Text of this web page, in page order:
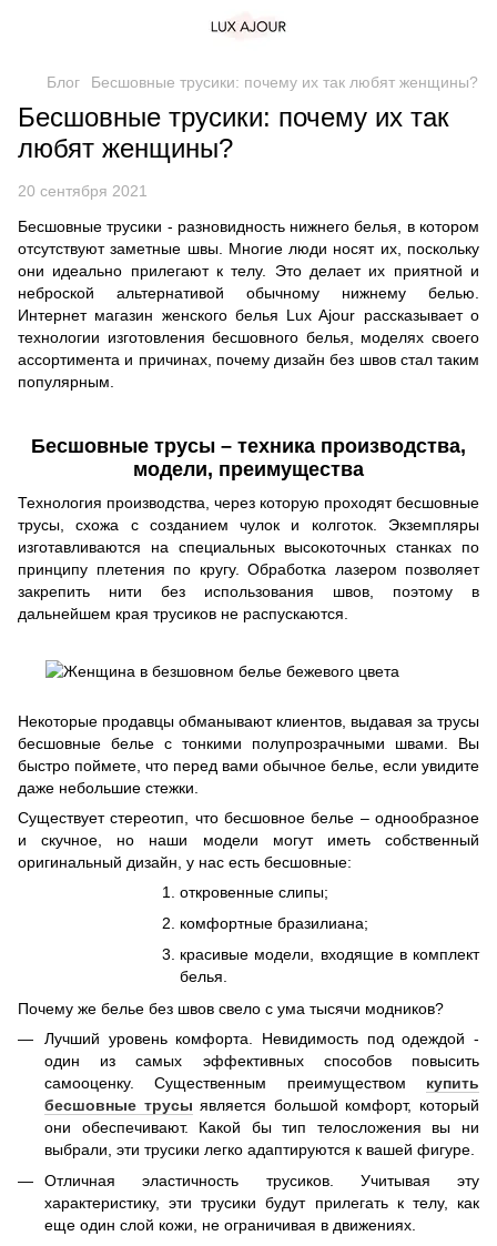
Блог Бесшовные трусики: почему их так любят женщины?
Бесшовные трусики: почему их так
любят женщины?
20 сентября 2021
Бесшовные трусики - разновидность нижнего белья, в котором
отсутствуют заметные швы. Многие люди носят их, поскольку
они идеально прилегают к телу. Это делает их приятной и
неброской альтернативой обычному нижнему белью.
Интернет магазин женского белья Lux Ajour рассказывает о
технологии изготовления бесшовного белья, моделях своего
ассортимента и причинах, почему дизайн без швов стал таким
популярным.
Бесшовные трусы – техника производства,
модели, преимущества
Технология производства, через которую проходят бесшовные
трусы, схожа с созданием чулок и колготок. Экземпляры
изготавливаются на специальных высокоточных станках по
принципу плетения по кругу. Обработка лазером позволяет
закрепить нити без использования швов, поэтому в
дальнейшем края трусиков не распускаются.
Некоторые продавцы обманывают клиентов, выдавая за трусы
бесшовные белье с тонкими полупрозрачными швами. Вы
быстро поймете, что перед вами обычное белье, если увидите
даже небольшие стежки.
Существует стереотип, что бесшовное белье – однообразное
и скучное, но наши модели могут иметь собственный
оригинальный дизайн, у нас есть бесшовные:
откровенные слипы;
комфортные бразилиана;
красивые модели, входящие в комплект
белья.
Почему же белье без швов свело с ума тысячи модников?
Лучший уровень комфорта. Невидимость под одеждой -
один из самых эффективных способов повысить
самооценку. Существенным преимуществом купить
бесшовные трусы является большой комфорт, который
они обеспечивают. Какой бы тип телосложения вы ни
выбрали, эти трусики легко адаптируются к вашей фигуре.
Отличная эластичность трусиков. Учитывая эту
характеристику, эти трусики будут прилегать к телу, как
еще один слой кожи, не ограничивая в движениях.